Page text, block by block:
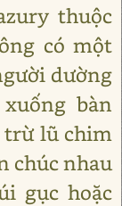
thuộc
có một
dường
bàn
trừ lũ chim
chúc nhau
gục hoặc